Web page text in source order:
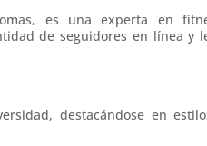
es una experta en
de seguidores en línea y
destacándose en